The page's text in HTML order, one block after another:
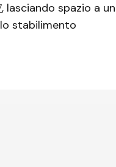
, lasciando spazio a un
stabilimento